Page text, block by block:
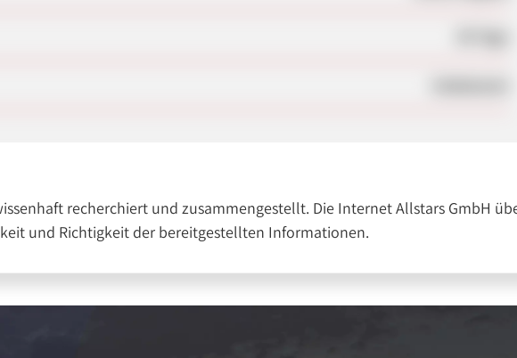
recherchiert und zusammengestellt. Die Internet Allstars GmbH
und Richtigkeit der bereitgestellten Informationen.